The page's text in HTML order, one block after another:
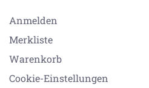
Anmelden
Merkliste
Warenkorb
Cookie-Einstellungen